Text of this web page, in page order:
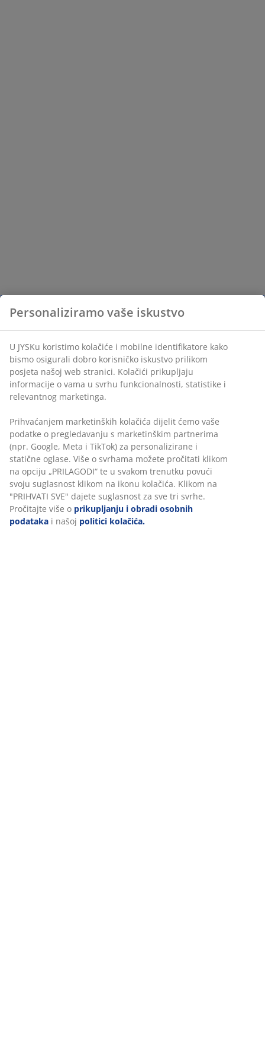
Personaliziramo vaše iskustvo
U JYSKu koristimo kolačiće i mobilne identifikatore kako
bismo osigurali dobro korisničko iskustvo prilikom
posjeta našoj web stranici. Kolačići prikupljaju
informacije o vama u svrhu funkcionalnosti, statistike i
relevantnog marketinga.
Prihvaćanjem marketinških kolačića dijelit ćemo vaše
podatke o pregledavanju s marketinškim partnerima
(npr. Google, Meta i TikTok) za personalizirane i
statične oglase. Više o svrhama možete pročitati klikom
na opciju „PRILAGODI“ te u svakom trenutku povući
svoju suglasnost klikom na ikonu kolačića. Klikom na
"PRIHVATI SVE" dajete suglasnost za sve tri svrhe.
Pročitajte više o prikupljanju i obradi osobnih
podataka i našoj politici kolačića.